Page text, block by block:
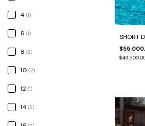
4 (1)
6 (1)
8 (2)
10 (2)
12 (1)
14 (2)
SHORT